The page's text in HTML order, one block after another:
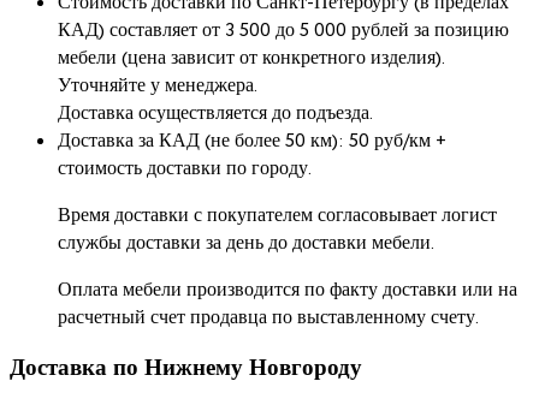
КАД) составляет от 3 500 до 5 000 рублей за позицию
мебели (цена зависит от конкретного изделия).
Уточняйте у менеджера.
Доставка осуществляется до подъезда.
Доставка за КАД (не более 50 км): 50 руб/км +
стоимость доставки по городу.
Время доставки с покупателем согласовывает логист
службы доставки за день до доставки мебели.
Оплата мебели производится по факту доставки или на
расчетный счет продавца по выставленному счету.
Доставка по Нижнему Новгороду